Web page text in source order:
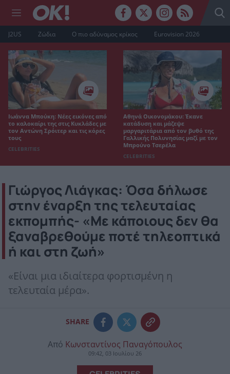
J2US Ζώδια Ο πιο αδύναμος κρίκος Eurovision 2026
Ιωάννα Μπούκη: Νέες εικόνες από
το καλοκαίρι της στις Κυκλάδες με
τον Αντώνη Σρόιτερ και τις κόρες
τους
CELEBRITIES
Αθηνά Οικονομάκου: Έκανε
κατάδυση και μάζεψε
μαργαριτάρια από τον βυθό της
Γαλλικής Πολυνησίας μαζί με τον
Μπρούνο Τσερέλα
CELEBRITIES
Γιώργος Λιάγκας: Όσα δήλωσε
στην έναρξη της τελευταίας
εκπομπής- «Με κάποιους δεν θα
ξαναβρεθούμε ποτέ τηλεοπτικά
ή και στη ζωή»
«Είναι μια ιδιαίτερα φορτισμένη η
τελευταία μέρα».
SHARE
Από Κωνσταντίνος Παναγόπουλος
09:42, 03 Ιουλίου 26